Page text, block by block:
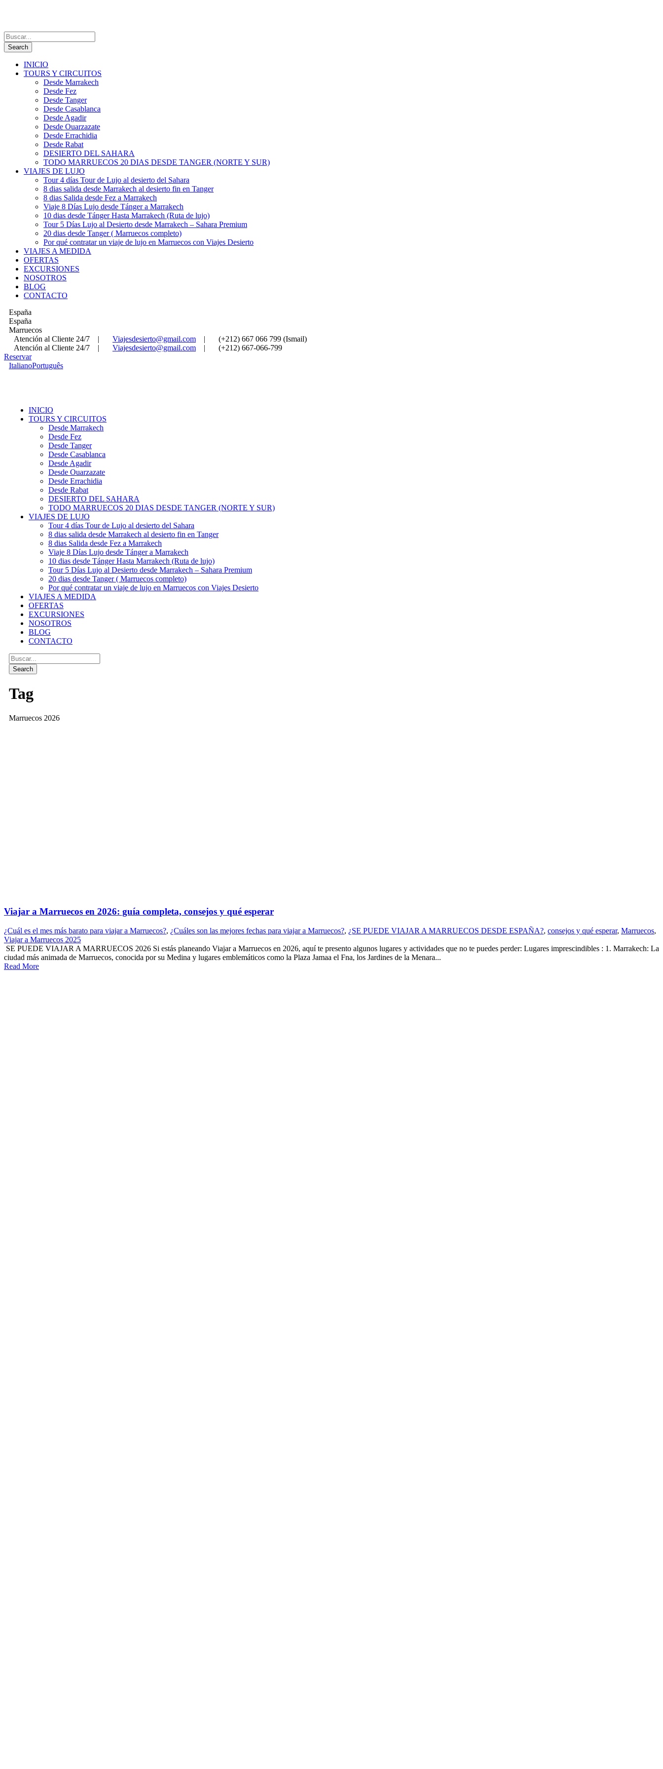
INICIO
TOURS Y CIRCUITOS
Desde Marrakech
Desde Fez
Desde Tanger
Desde Casablanca
Desde Agadir
Desde Ouarzazate
Desde Errachidia
Desde Rabat
DESIERTO DEL SAHARA
TODO MARRUECOS 20 DIAS DESDE TANGER (NORTE Y SUR)
VIAJES DE LUJO
Tour 4 días Tour de Lujo al desierto del Sahara
8 dias salida desde Marrakech al desierto fin en Tanger
8 dias Salida desde Fez a Marrakech
Viaje 8 Días Lujo desde Tánger a Marrakech
10 dias desde Tánger Hasta Marrakech (Ruta de lujo)
Tour 5 Días Lujo al Desierto desde Marrakech – Sahara Premium
20 dias desde Tanger ( Marruecos completo)
Por qué contratar un viaje de lujo en Marruecos con Viajes Desierto
VIAJES A MEDIDA
OFERTAS
EXCURSIONES
NOSOTROS
BLOG
CONTACTO
España
España
Marruecos
Atención al Cliente 24/7
| Viajesdesierto@gmail.com |
(+212) 667 066 799 (Ismail)
Atención al Cliente 24/7
| Viajesdesierto@gmail.com |
(+212) 667-066-799
Reservar
ItalianoPortuguês
INICIO
TOURS Y CIRCUITOS
Desde Marrakech
Desde Fez
Desde Tanger
Desde Casablanca
Desde Agadir
Desde Ouarzazate
Desde Errachidia
Desde Rabat
DESIERTO DEL SAHARA
TODO MARRUECOS 20 DIAS DESDE TANGER (NORTE Y SUR)
VIAJES DE LUJO
Tour 4 días Tour de Lujo al desierto del Sahara
8 dias salida desde Marrakech al desierto fin en Tanger
8 dias Salida desde Fez a Marrakech
Viaje 8 Días Lujo desde Tánger a Marrakech
10 dias desde Tánger Hasta Marrakech (Ruta de lujo)
Tour 5 Días Lujo al Desierto desde Marrakech – Sahara Premium
20 dias desde Tanger ( Marruecos completo)
Por qué contratar un viaje de lujo en Marruecos con Viajes Desierto
VIAJES A MEDIDA
OFERTAS
EXCURSIONES
NOSOTROS
BLOG
CONTACTO
Tag
Marruecos 2026
Viajar a Marruecos en 2026: guía completa, consejos y qué esperar
¿Cuál es el mes más barato para viajar a Marruecos?, ¿Cuáles son las mejores fechas para viajar a Marruecos?, ¿SE PUEDE VIAJAR A MARRUECOS DESDE ESPAÑA?, consejos y qué esperar, Marruecos,
Viajar a Marruecos 2025
SE PUEDE VIAJAR A MARRUECOS 2026 Si estás planeando Viajar a Marruecos en 2026, aquí te presento algunos lugares y actividades que no te puedes perder: Lugares imprescindibles : 1. Marrakech: La
ciudad más animada de Marruecos, conocida por su Medina y lugares emblemáticos como la Plaza Jamaa el Fna, los Jardines de la Menara...
Read More